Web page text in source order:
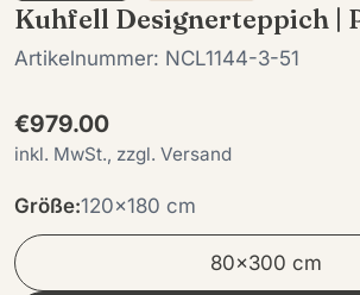
Kuhfell Designerteppich |
Artikelnummer: NCL1144-3-51
Regulärer
Preis
€979.00
inkl. MwSt., zzgl. Versand
Größe:120x180 cm
80x300 cm